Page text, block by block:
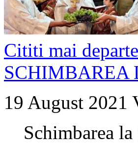
Cititi mai departe
SCHIMBAREA
19 August 2021
Schimbarea la